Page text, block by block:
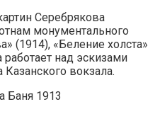
Серебрякова
монументального
(1914), «Беление холста»
над эскизами
Казанского вокзала.